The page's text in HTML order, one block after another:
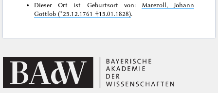
Dieser Ort ist Geburtsort von: Marezoll, Johann
Gottlob (*25.12.1761 †15.01.1828).